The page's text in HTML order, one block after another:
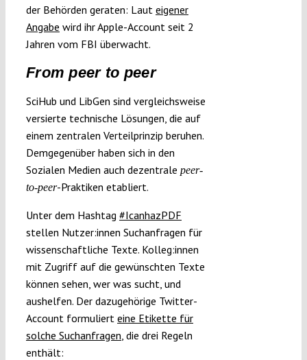
der Behörden geraten: Laut eigener
Angabe wird ihr Apple-Account seit 2
Jahren vom FBI überwacht.
From peer to peer
SciHub und LibGen sind vergleichsweise
versierte technische Lösungen, die auf
einem zentralen Verteilprinzip beruhen.
Demgegenüber haben sich in den
Sozialen Medien auch dezentrale peer-
to-peer-Praktiken etabliert.
Unter dem Hashtag #IcanhazPDF
stellen Nutzer:innen Suchanfragen für
wissenschaftliche Texte. Kolleg:innen
mit Zugriff auf die gewünschten Texte
können sehen, wer was sucht, und
aushelfen. Der dazugehörige Twitter-
Account formuliert eine Etikette für
solche Suchanfragen , die drei Regeln
enthält: